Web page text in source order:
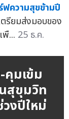
ความสุขข้ามปี
รียมส่งมอบของ
... 25 ธ.ค.
คุมเข้ม
สุขุมวิท
งปีใหม่